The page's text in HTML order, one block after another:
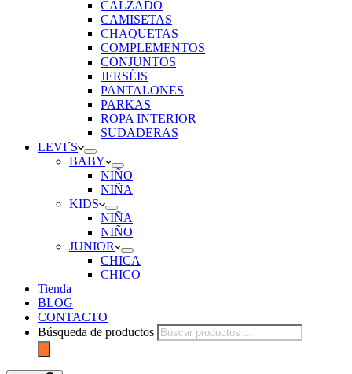
CALZADO
CAMISETAS
CHAQUETAS
COMPLEMENTOS
CONJUNTOS
JERSÉIS
PANTALONES
PARKAS
ROPA INTERIOR
SUDADERAS
LEVI´S
BABY
NIÑO
NIÑA
KIDS
NIÑA
NIÑO
JUNIOR
CHICA
CHICO
Tienda
BLOG
CONTACTO
Búsqueda de productos